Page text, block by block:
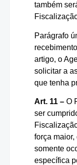
também
Parágrafo
artigo, o
solicitar a
que tenha
Art. 11 – O
ser
força
somente
específica